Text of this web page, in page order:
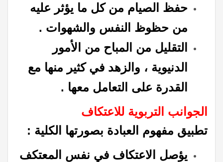
حفظ الصيام من كل ما يؤثر عليه
من حظوظ النفس والشهوات .
التقليل من المباح من الأمور
الدنيوية ، والزهد في كثير منها مع
القدرة على التعامل معها .
الجوانب التربوية للاعتكاف
تطبيق مفهوم العبادة بصورتها الكلية :
يؤصل الاعتكاف في نفس المعتكف